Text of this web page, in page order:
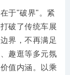
于"破界"。紧
破了传统车展
界，不再满足
趣逛等多元氛
值内涵。以乘